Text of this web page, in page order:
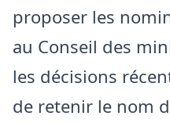
proposer les
au Conseil des
les décisions
de retenir le nom